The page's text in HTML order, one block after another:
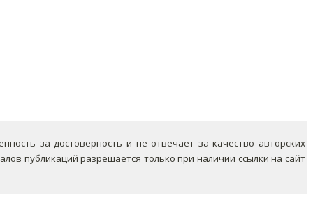
за достоверность и не отвечает за качество авторских
публикаций разрешается только при наличии ссылки на сайт